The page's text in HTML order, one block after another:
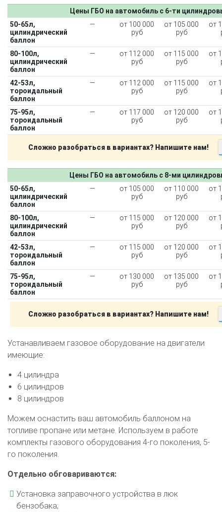
Цены ГБО на автомобиль с 6-ти
50-65л,
цилиндрический
баллон
—
от 100 000
руб
от 105 000
руб
от
80-100л,
цилиндрический
баллон
—
от 112 000
руб
от 115 000
руб
от
42-53л,
тороидальный
баллон
—
от 112 000
руб
от 115 000
руб
от
75-95л,
тороидальный
баллон
—
от 117 000
руб
от 120 000
руб
от
Сложно разобраться в вариантах? Напишите нам!
Цены ГБО на автомобиль с 8-ми
50-65л,
цилиндрический
баллон
—
от 105 000
руб
от 110 000
руб
от
80-100л,
цилиндрический
баллон
—
от 115 000
руб
от 120 000
руб
от
42-53л,
тороидальный
баллон
—
от 115 000
руб
от 120 000
руб
от
75-95л,
тороидальный
баллон
—
от 130 000
руб
от 135 000
руб
от
Сложно разобраться в вариантах? Напишите нам!
Устанавливаем газовое оборудование на двигатели
имеющие:
4 цилиндра
6 цилиндров
8 цилиндров
Можем оснастить ваш автомобиль баллоном на
топливе пропане или метане. Используем в работе
комплекты газового оборудования 4-го поколения, 5-
го поколения.
Отдельно обговариваются:
Установка заправочного устройства в люк
бензобака;